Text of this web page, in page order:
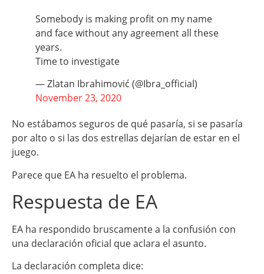
Somebody is making profit on my name
and face without any agreement all these
years.
Time to investigate
— Zlatan Ibrahimović (@Ibra_official)
November 23, 2020
No estábamos seguros de qué pasaría, si se pasaría
por alto o si las dos estrellas dejarían de estar en el
juego.
Parece que EA ha resuelto el problema.
Respuesta de EA
EA ha respondido bruscamente a la confusión con
una declaración oficial que aclara el asunto.
La declaración completa dice: